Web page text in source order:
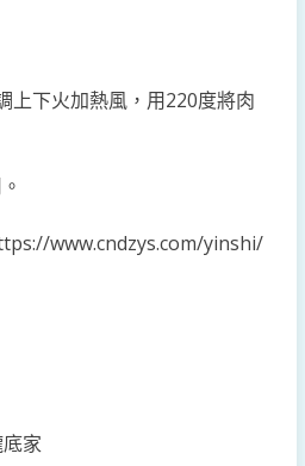
上下火加熱風，用220度將肉
www.cndzys.com/yinshi/
家